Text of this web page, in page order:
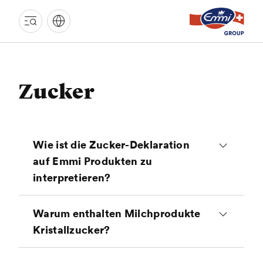
EMMI
GRUPPE
Zucker
Wie ist die Zucker-Deklaration
auf Emmi Produkten zu
interpretieren?
Produktes deklarierte Zuckerwert
(„davon Zucker“) entspricht nicht
Warum enthalten Milchprodukte
Kristallzucker?